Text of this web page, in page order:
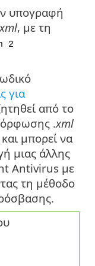
υπογραφή
xml, με τη
2
για
από το
.xml
μπορεί να
μιας άλλης
Antivirus με
τη μέθοδο